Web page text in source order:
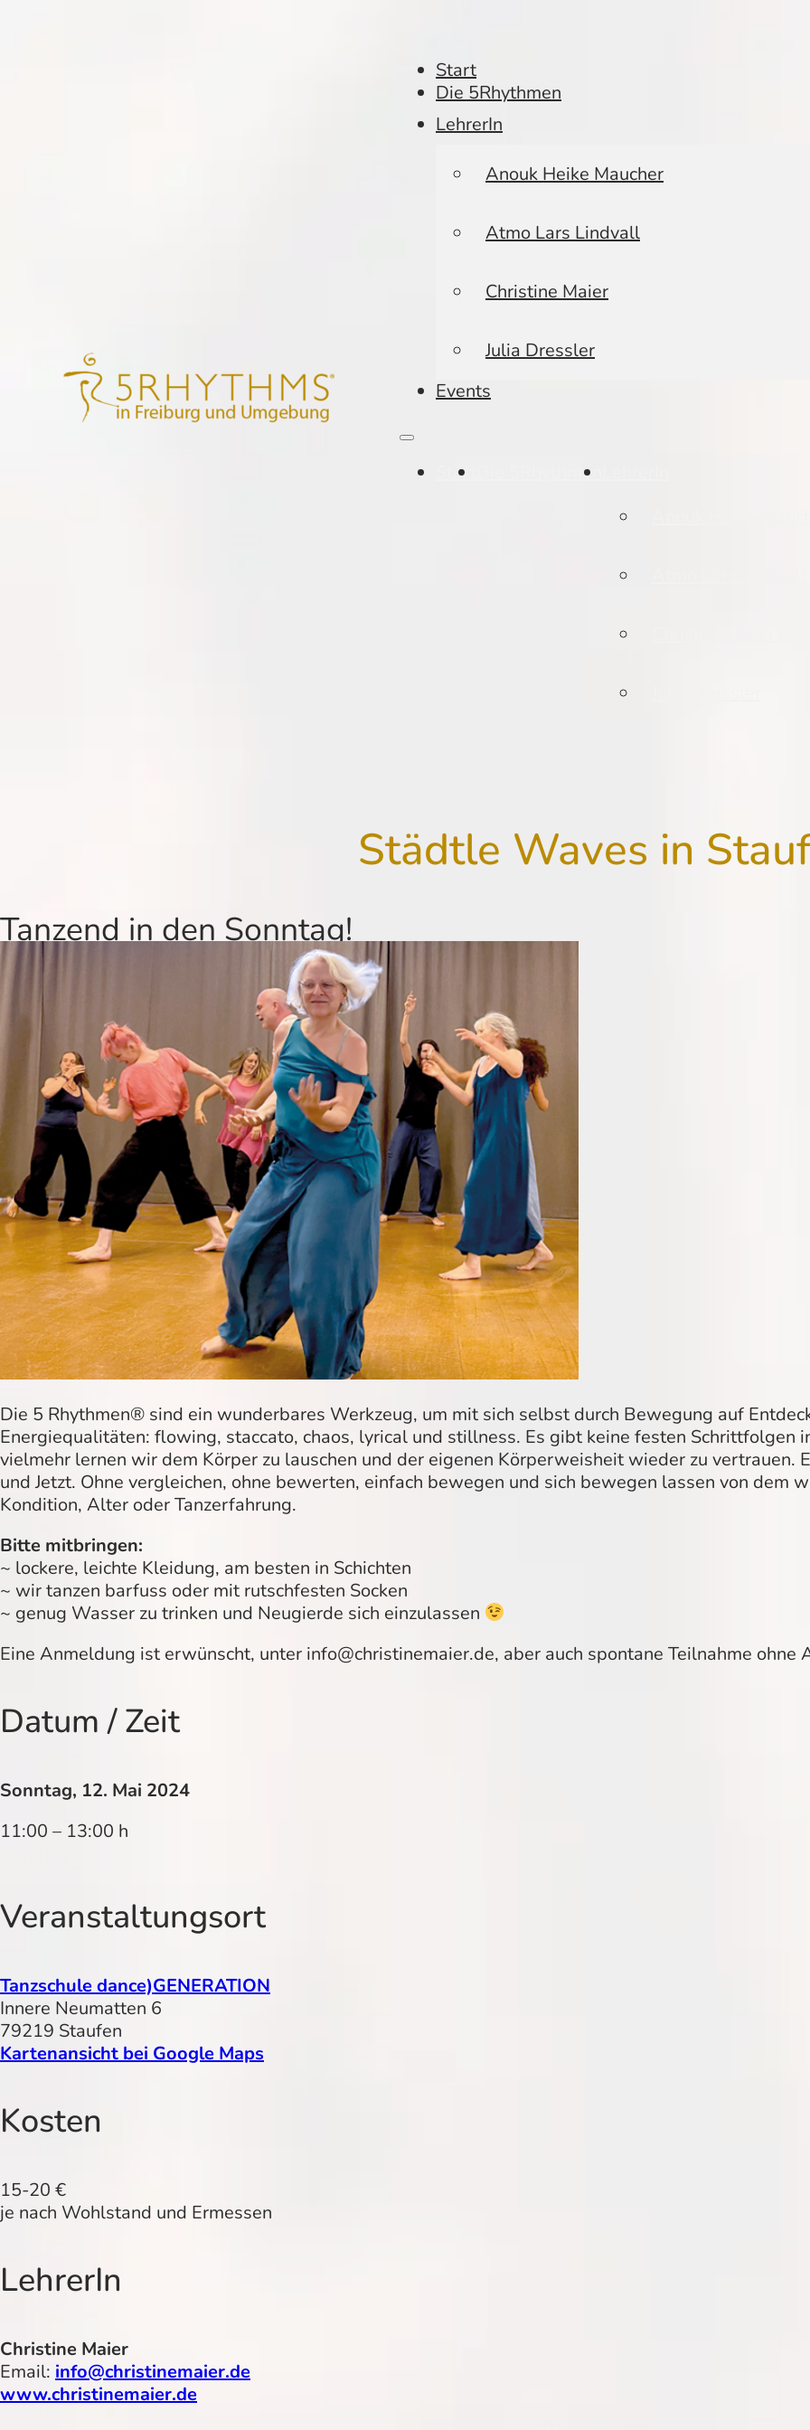
Start
Die 5Rhythmen
LehrerIn
Anouk Heike Maucher
Atmo Lars Lindvall
Christine Maier
Julia Dressler
Events
Start Die 5Rhythmen
Städtle Waves in
Tanzend in den Sonntag!
Die 5 Rhythmen® sind ein wunderbares Werkzeug, um mit sich selbst durch Bewegung auf
Energiequalitäten: flowing, staccato, chaos, lyrical und stillness. Es gibt keine festen Schrittfolgen
vielmehr lernen wir dem Körper zu lauschen und der eigenen Körperweisheit wieder zu vertrauen.
und Jetzt. Ohne vergleichen, ohne bewerten, einfach bewegen und sich bewegen lassen von dem
Kondition, Alter oder Tanzerfahrung.
Bitte mitbringen:
~ lockere, leichte Kleidung, am besten in Schichten
~ wir tanzen barfuss oder mit rutschfesten Socken
~ genug Wasser zu trinken und Neugierde sich einzulassen
Eine Anmeldung ist erwünscht, unter info@christinemaier.de, aber auch spontane Teilnahme
Datum / Zeit
Sonntag, 12. Mai 2024
11:00 – 13:00 h
Veranstaltungsort
Tanzschule dance)GENERATION
Innere Neumatten 6
79219 Staufen
Kartenansicht bei Google Maps
Kosten
15-20 €
je nach Wohlstand und Ermessen
LehrerIn
Christine Maier
Email: info@christinemaier.de
www.christinemaier.de